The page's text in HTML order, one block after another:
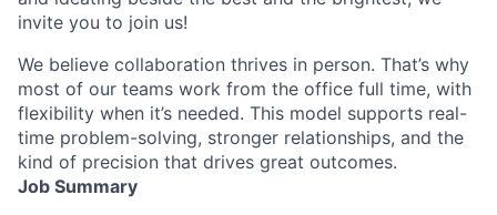
invite you to join us!
We believe collaboration thrives in person. That’s why
most of our teams work from the office full time, with
flexibility when it’s needed. This model supports real-
time problem-solving, stronger relationships, and the
kind of precision that drives great outcomes.
Job Summary